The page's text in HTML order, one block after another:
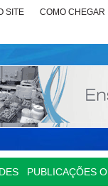
SITE COMO CHEGAR
PUBLICAÇÕES